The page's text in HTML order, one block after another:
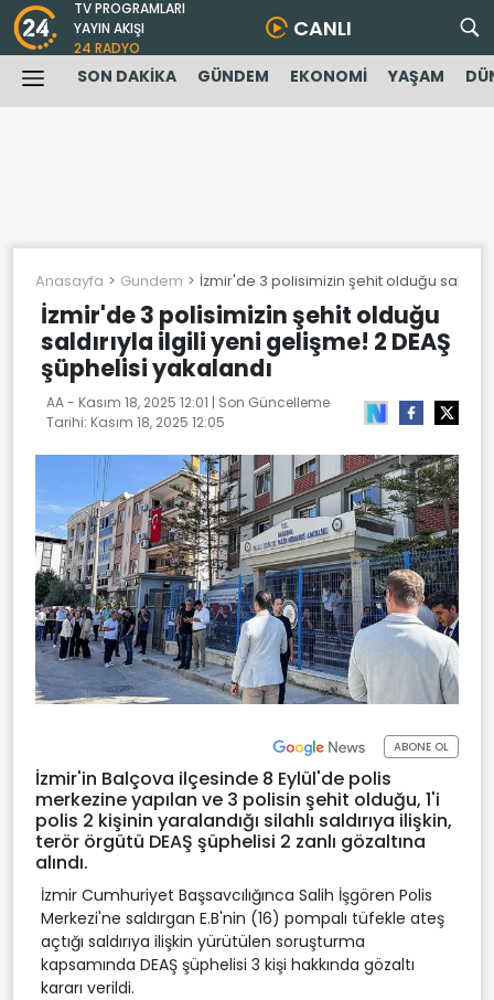
TV PROGRAMLARI
YAYIN AKIŞI
24 RADYO
CANLI
SON DAKİKA GÜNDEM EKONOMİ YAŞAM
Anasayfa Gundem İzmir'de 3 polisimizin şehit olduğu
İzmir'de 3 polisimizin şehit olduğu
saldırıyla ilgili yeni gelişme! 2 DEAŞ
şüphelisi yakalandı
AA - Kasım 18, 2025 12:01 | Son Güncelleme
Tarihi: Kasım 18, 2025 12:05
ABONE OL
İzmir'in Balçova ilçesinde 8 Eylül'de polis
merkezine yapılan ve 3 polisin şehit olduğu, 1'i
polis 2 kişinin yaralandığı silahlı saldırıya ilişkin,
terör örgütü DEAŞ şüphelisi 2 zanlı gözaltına
alındı.
İzmir Cumhuriyet Başsavcılığınca Salih İşgören Polis
Merkezi'ne saldırgan E.B'nin (16) pompalı tüfekle ateş
açtığı saldırıya ilişkin yürütülen soruşturma
kapsamında DEAŞ şüphelisi 3 kişi hakkında gözaltı
kararı verildi.